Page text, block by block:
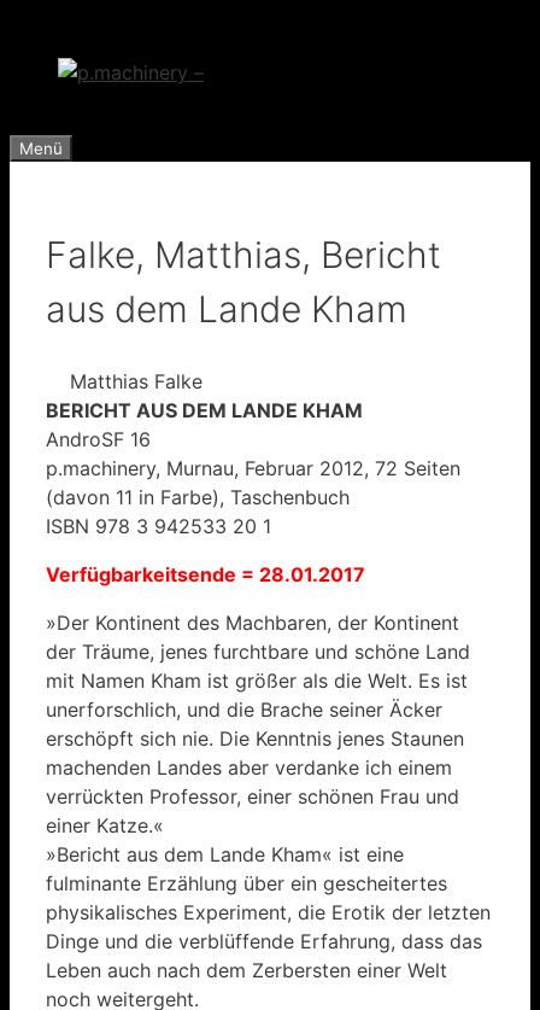
springen
Menü
Falke, Matthias, Bericht
aus dem Lande Kham
Matthias Falke
BERICHT AUS DEM LANDE KHAM
AndroSF 16
p.machinery, Murnau, Februar 2012, 72 Seiten
(davon 11 in Farbe), Taschenbuch
ISBN 978 3 942533 20 1
Verfügbarkeitsende = 28.01.2017
»Der Kontinent des Machbaren, der Kontinent
der Träume, jenes furchtbare und schöne Land
mit Namen Kham ist größer als die Welt. Es ist
unerforschlich, und die Brache seiner Äcker
erschöpft sich nie. Die Kenntnis jenes Staunen
machenden Landes aber verdanke ich einem
verrückten Professor, einer schönen Frau und
einer Katze.«
»Bericht aus dem Lande Kham« ist eine
fulminante Erzählung über ein gescheitertes
physikalisches Experiment, die Erotik der letzten
Dinge und die verblüffende Erfahrung, dass das
Leben auch nach dem Zerbersten einer Welt
noch weitergeht.